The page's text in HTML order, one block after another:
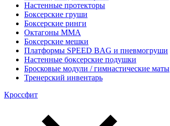
Настенные протекторы
Боксерские груши
Боксерские ринги
Октагоны MMA
Боксерские мешки
Платформы SPEED BAG и пневмогруши
Настенные боксерские подушки
Бросковые модули / гимнастические маты
Тренерский инвентарь
Кроссфит